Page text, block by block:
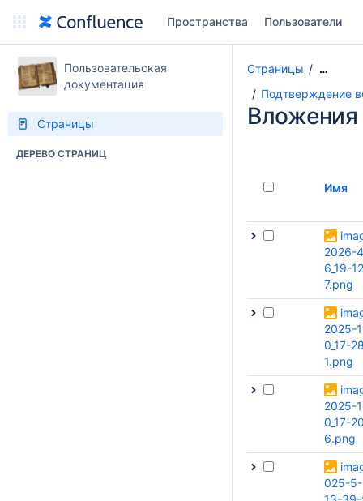
Пространства Пользователи
Пользовательская
документация
Страницы
ДЕРЕВО СТРАНИЦ
Страницы …
Подтверждение
Вложения
Имя
2026-
6_19-
7.png
2025-
0_17-
1.png
2025-
0_17-
6.png
025-5-